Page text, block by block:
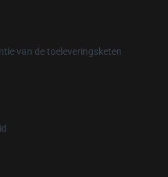
van de toeleveringsketen